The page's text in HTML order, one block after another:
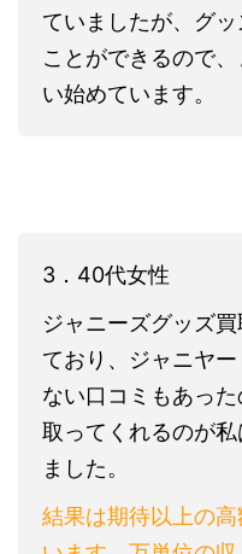
ていましたが、グ
ことができるので
い始めています。
3．40代女性
ジャニーズグッズ
ており、ジャニヤ
ない口コミもあっ
取ってくれるのが
ました。
結果は期待以上の